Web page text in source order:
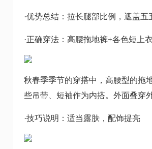
·优势总结：拉长腿部比例，遮盖五
·正确穿法：高腰拖地裤+各色短上衣
秋春季季节的穿搭中，高腰型的拖
些吊带、短袖作为内搭。外面叠穿
·技巧说明：适当露肤，配饰提亮